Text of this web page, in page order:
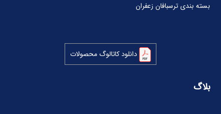
بسته بندی ترسبافان زعفران
دانلود کاتالوگ محصولات
بلاگ